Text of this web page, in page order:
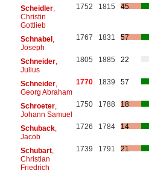
Scheidler,
Christin
Gottlieb
1752 1815 45
Schnabel,
Joseph
1767 1831 57
Schneider,
Julius
1805 1885 22
Schneider,
Georg Abraham
1770 1839 57
Schroeter,
Johann Samuel
1750 1788 18
Schuback,
Jacob
1726 1784 14
Schubart,
Christian
Friedrich
1739 1791 21